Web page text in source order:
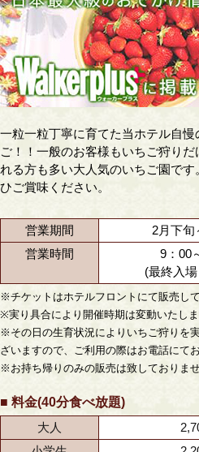
一粒一粒丁寧に育てた当ホテル自慢
ご！！一般のお客様もいちご狩りだ
れる方も多い大人気のいちご園で
ひご賞味ください。
営業期間
2月下旬
営業時間
9：00
(最終入
※チケットはホテルフロントにて販売して
※実り具合により開催時期は変動いたしま
※その日の生育状況によりいちご狩りを
ざいますので、ご利用の際はお電話にて
※お持ち帰りのみの販売は致しておりませ
■ 料金(40分食べ放題)
大人